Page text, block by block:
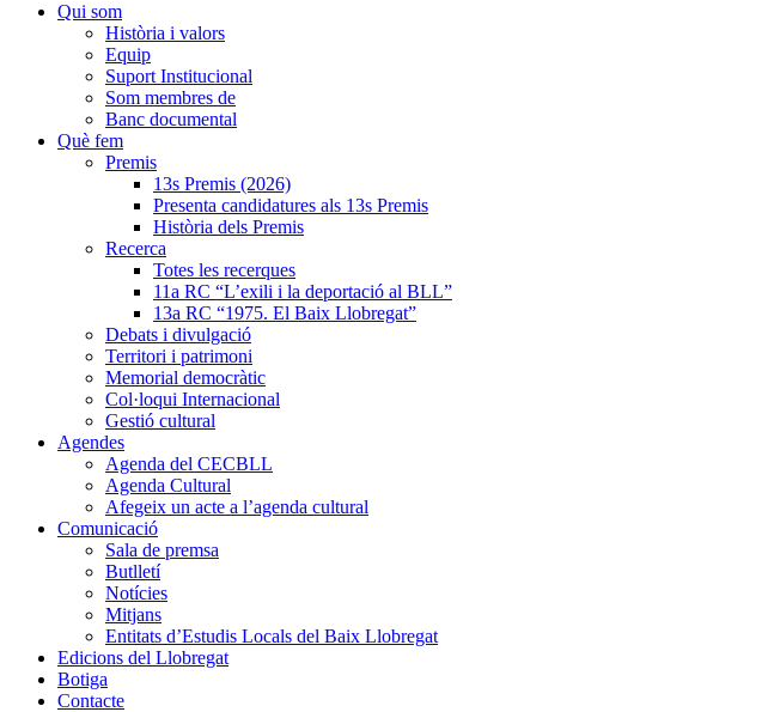
Qui som
Història i valors
Equip
Suport Institucional
Som membres de
Banc documental
Què fem
Premis
13s Premis (2026)
Presenta candidatures als 13s Premis
Història dels Premis
Recerca
Totes les recerques
11a RC “L’exili i la deportació al BLL”
13a RC “1975. El Baix Llobregat”
Debats i divulgació
Territori i patrimoni
Memorial democràtic
Col·loqui Internacional
Gestió cultural
Agendes
Agenda del CECBLL
Agenda Cultural
Afegeix un acte a l’agenda cultural
Comunicació
Sala de premsa
Butlletí
Notícies
Mitjans
Entitats d’Estudis Locals del Baix Llobregat
Edicions del Llobregat
Botiga
Contacte